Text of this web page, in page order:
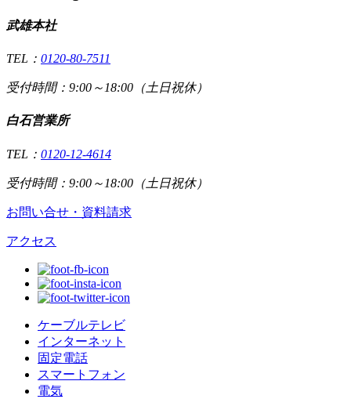
武雄本社
TEL： 0120-80-7511
受付時間：9:00～18:00（土日祝休）
白石営業所
TEL： 0120-12-4614
受付時間：9:00～18:00（土日祝休）
お問い合せ・資料請求
アクセス
ケーブルテレビ
インターネット
固定電話
スマートフォン
電気